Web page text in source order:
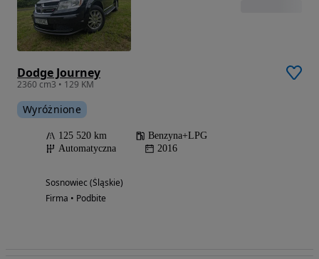
Dodge Journey
2360 cm3 • 129 KM
Wyróżnione
125 520 km
Benzyna+LPG
Automatyczna
2016
Sosnowiec (Śląskie)
Firma • Podbite